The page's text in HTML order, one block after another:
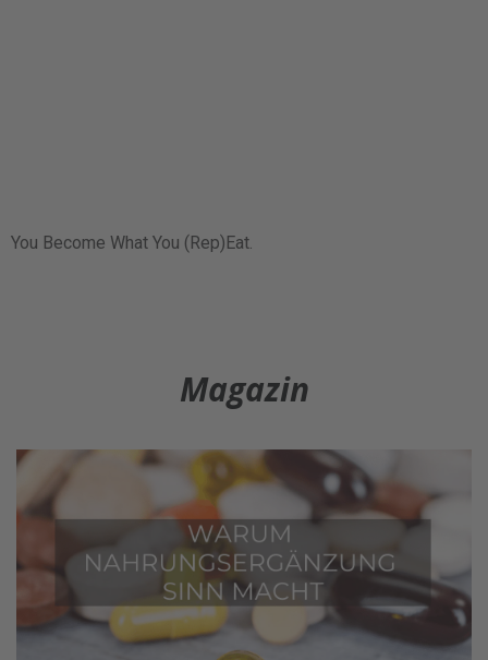
You Become What You (Rep)Eat.
Magazin